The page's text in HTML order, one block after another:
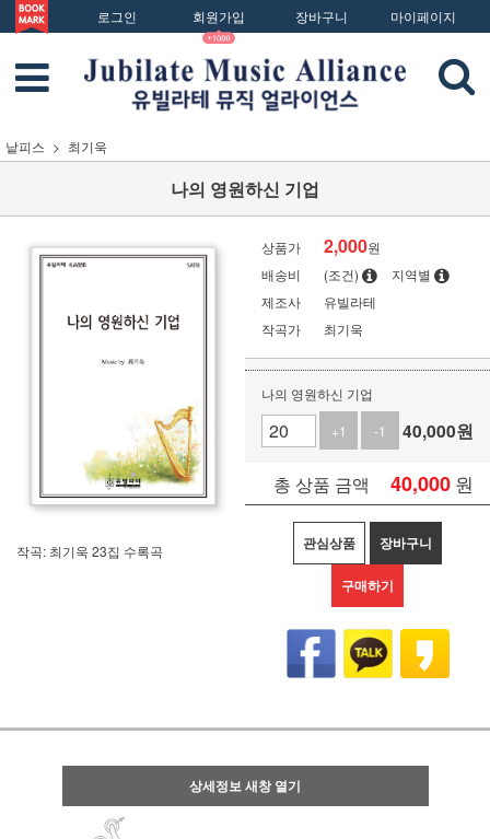
로그인 회원가입 장바구니 마이페이지
낱피스 최기욱
나의 영원하신 기업
작곡: 최기욱 23집 수록곡
상품가 2,000원
배송비
(조건)
지역별
제조사
유빌라테
작곡가
최기욱
나의 영원하신 기업
+1
-1 40,000원
총 상품 금액 40,000 원
관심상품 장바구니
구매하기
상세정보 새창 열기